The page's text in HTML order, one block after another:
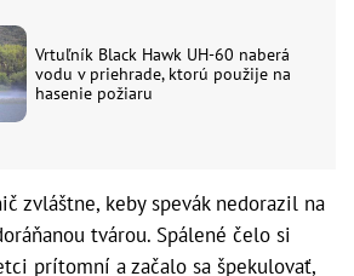
Vrtuľník Black Hawk UH-60 naberá
vodu v priehrade, ktorú použije na
hasenie požiaru
zvláštne, keby spevák nedorazil na
tvárou. Spálené čelo si
prítomní a začalo sa špekulovať,